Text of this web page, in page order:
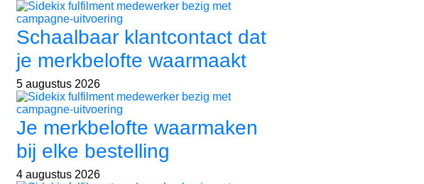
Schaalbaar klantcontact dat
je merkbelofte waarmaakt
5 augustus 2026
Je merkbelofte waarmaken
bij elke bestelling
4 augustus 2026